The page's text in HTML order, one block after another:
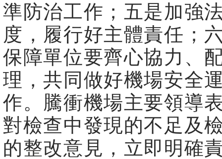
準防治工作；五是加強
度，履行好主體責任；
保障單位要齊心協力、
理，共同做好機場安全
作。騰衝機場主要領導
對檢查中發現的不足及
的整改意見，立即明確